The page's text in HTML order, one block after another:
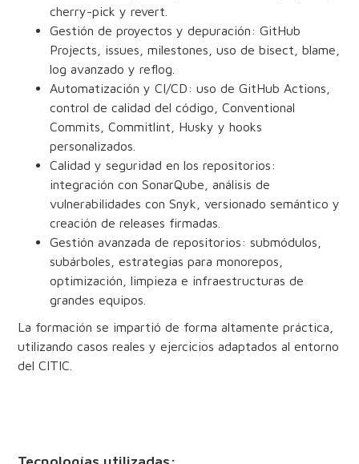
cherry-pick y revert.
Gestión de proyectos y depuración: GitHub
Projects, issues, milestones, uso de bisect, blame,
log avanzado y reflog.
Automatización y CI/CD: uso de GitHub Actions,
control de calidad del código, Conventional
Commits, Commitlint, Husky y hooks
personalizados.
Calidad y seguridad en los repositorios:
integración con SonarQube, análisis de
vulnerabilidades con Snyk, versionado semántico y
creación de releases firmadas.
Gestión avanzada de repositorios: submódulos,
subárboles, estrategias para monorepos,
optimización, limpieza e infraestructuras de
grandes equipos.
La formación se impartió de forma altamente práctica,
utilizando casos reales y ejercicios adaptados al entorno
del CITIC.